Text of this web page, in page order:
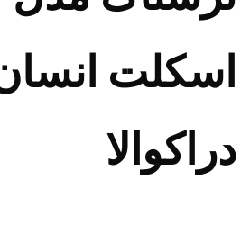
اسکلت
دراکوالا